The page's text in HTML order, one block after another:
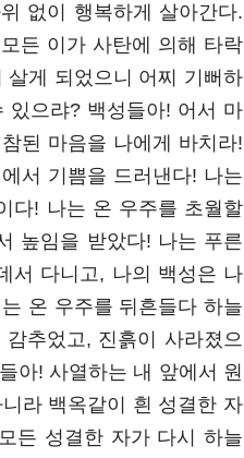
없이 행복하게 살아간다.
든 이가 사탄에 의해 타락
게 되었으니 어찌 기뻐하
있으랴? 백성들아! 어서 마
된 마음을 나에게 바치라!
서 기쁨을 드러낸다! 나는
다! 나는 온 우주를 초월할
높임을 받았다! 나는 푸른
서 다니고, 나의 백성은 나
온 우주를 뒤흔들다 하늘
추었고, 진흙이 사라졌으
아! 사열하는 내 앞에서 원
라 백옥같이 흰 성결한 자
든 성결한 자가 다시 하늘